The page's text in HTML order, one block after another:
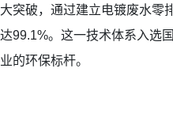
大突破，通过建立电镀废水零
达99.1%。这一技术体系入选
业的环保标杆。